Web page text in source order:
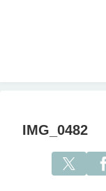
IMG_0482